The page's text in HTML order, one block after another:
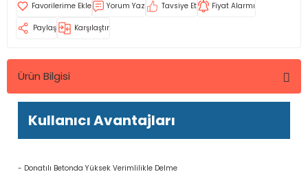
Yorum Yaz Tavsiye Et Fiyat Alarmı
Paylaş Karşılaştır
Ürün Bilgisi
Kullanıcı Avantajları
- Donatılı Betonda Yüksek Verimlilikle Delme